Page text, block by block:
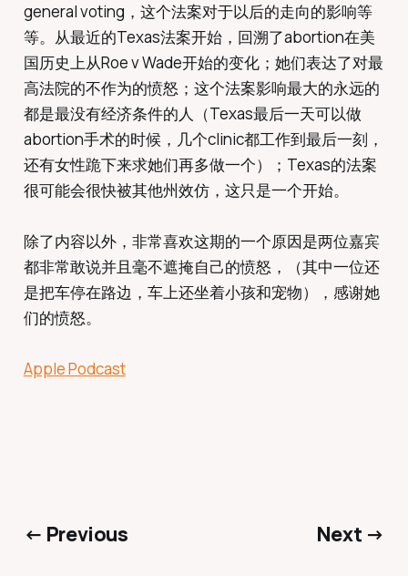
general voting，这个法案对于以后的走向的影响等
等。从最近的Texas法案开始，回溯了abortion在美
国历史上从Roe v Wade开始的变化；她们表达了对最
高法院的不作为的愤怒；这个法案影响最大的永远的
都是最没有经济条件的人（Texas最后一天可以做
abortion手术的时候，几个clinic都工作到最后一刻，
还有女性跪下来求她们再多做一个）；Texas的法案
很可能会很快被其他州效仿，这只是一个开始。
除了内容以外，非常喜欢这期的一个原因是两位嘉宾
都非常敢说并且毫不遮掩自己的愤怒，（其中一位还
是把车停在路边，车上还坐着小孩和宠物），感谢她
们的愤怒。
Apple Podcast
← Previous Next →